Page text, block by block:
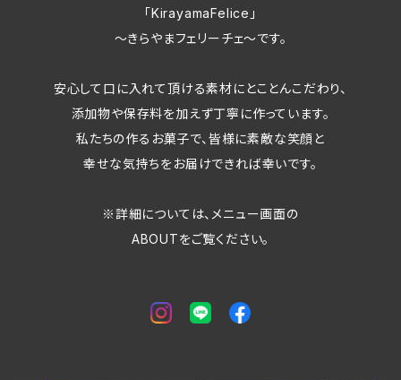
「KirayamaFelice」
～きらやまフェリーチェ～です。
安心して口に入れて頂ける素材にとことんこだわり、
添加物や保存料を加えず丁寧に作っています。
私たちの作るお菓子で、皆様に素敵な笑顔と
幸せな気持ちをお届けできれば幸いです。
※詳細については、メニュー画面の
ABOUTをご覧ください。